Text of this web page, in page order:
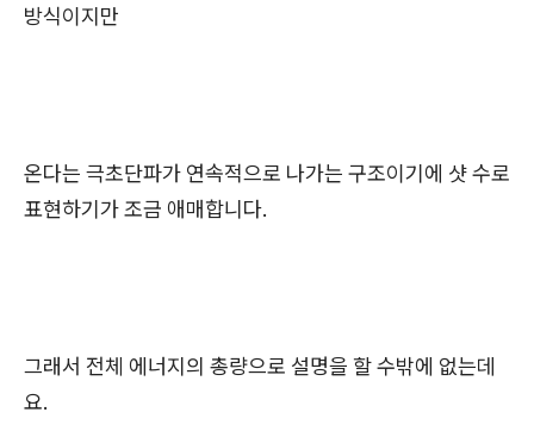
방식이지만
온다는 극초단파가 연속적으로 나가는 구조이기에 샷 수로
표현하기가 조금 애매합니다.
그래서 전체 에너지의 총량으로 설명을 할 수밖에 없는데
요.